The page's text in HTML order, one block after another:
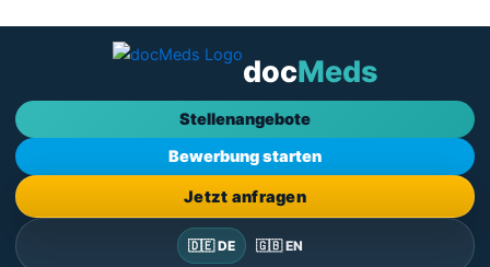
docMeds
Stellenangebote
Bewerbung starten
Jetzt anfragen
🇩🇪 DE 🇬🇧 EN